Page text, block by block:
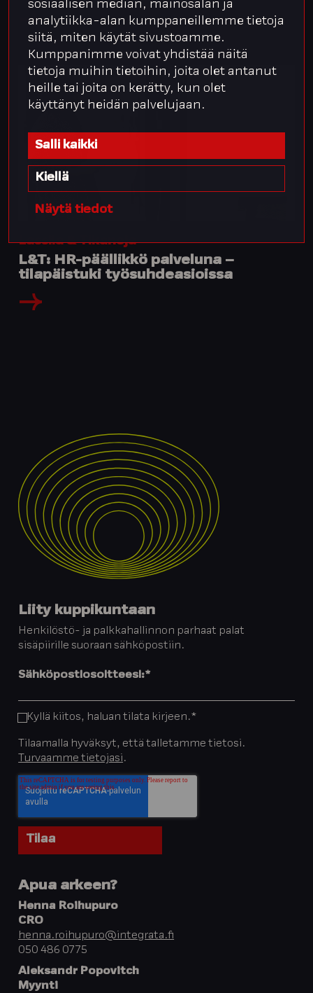
sosiaalisen median, mainosalan ja
analytiikka-alan kumppaneillemme tietoja
siitä, miten käytät sivustoamme.
Kumppanimme voivat yhdistää näitä
tietoja muihin tietoihin, joita olet antanut
heille tai joita on kerätty, kun olet
käyttänyt heidän palvelujaan.
Salli kaikki
Kiellä
Näytä tiedot
Lassila & Tikanoja
L&T: HR-päällikkö palveluna –
tilapäistuki työsuhdeasioissa
Liity kuppikuntaan
Henkilöstö- ja palkkahallinnon parhaat palat
sisäpiirille suoraan sähköpostiin.
Sähköpostiosoitteesi:*
Kyllä kiitos, haluan tilata kirjeen.*
Tilaamalla hyväksyt, että talletamme tietosi.
Turvaamme tietojasi .
Apua arkeen?
Henna Roihupuro
CRO
henna.roihupuro@integrata.fi
050 486 0775
Aleksandr Popovitch
Myynti